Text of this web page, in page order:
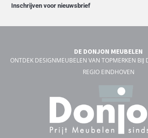
Inschrijven voor nieuwsbrief
DE DONJON MEUBELEN
ONTDEK DESIGNMEUBELEN VAN TOPMERKEN BIJ
REGIO EINDHOVEN